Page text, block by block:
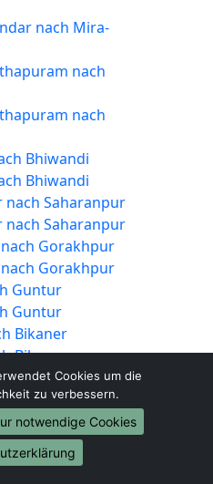
nach Mira-
nach
nach
Bhiwandi
Bhiwandi
nach Saharanpur
nach Saharanpur
Gorakhpur
Gorakhpur
Guntur
Guntur
Bikaner
Bikaner
Amravati
Amravati
Noida
Noida
nach Jamshedpur
Cookies um die
zu verbessern.
notwendige Cookies